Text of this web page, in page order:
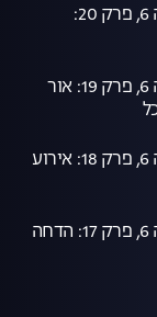
האח הגדול, עונה 6, פרק 20:
האח הגדול, עונה 6, פרק 19: אור
האח הגדול, עונה 6, פרק 18: אירוע
האח הגדול, עונה 6, פרק 17: הדחה